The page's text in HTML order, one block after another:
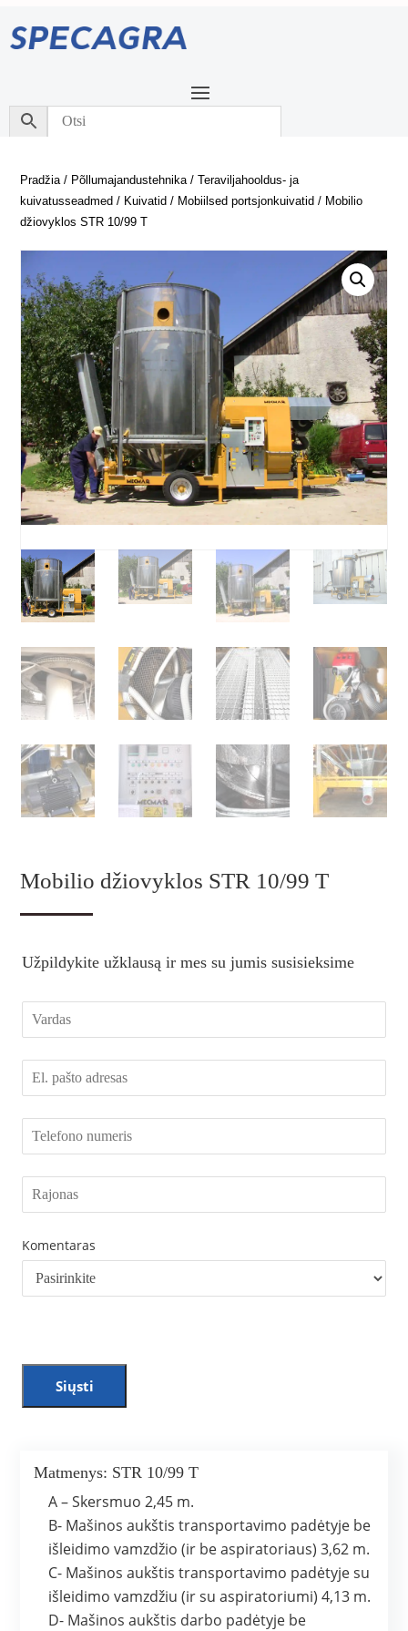
Pradžia/ Põllumajandustehnika/Teraviljahooldus- ja
kuivatusseadmed / Kuivatid / Mobiilsed portsjonkuivatid / Mobilio
džiovyklos STR 10/99 T
Mobilio džiovyklos STR 10/99 T
Užpildykite užklausą ir mes su jumis susisieksime
Komentaras
Siųsti
Matmenys: STR 10/99 T
A – Skersmuo 2,45 m.
B- Mašinos aukštis transportavimo padėtyje be
išleidimo vamzdžio (ir be aspiratoriaus) 3,62 m.
C- Mašinos aukštis transportavimo padėtyje su
išleidimo vamzdžiu (ir su aspiratoriumi) 4,13 m.
D- Mašinos aukštis darbo padėtyje be